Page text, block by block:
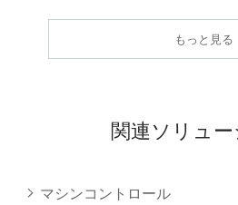
もっと見る
関連ソリュ
マシンコントロール